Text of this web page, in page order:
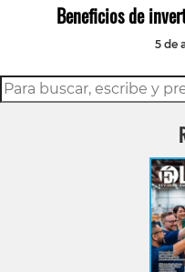
Beneficios de
5 de